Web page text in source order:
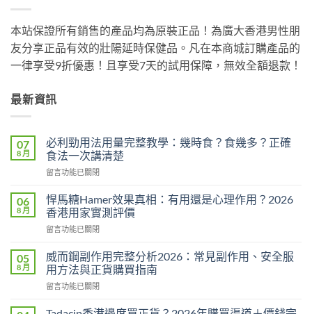
本站保證所有銷售的產品均為原裝正品！為廣大香港男性朋
友分享正品有效的壯陽延時保健品。凡在本商城訂購產品的
一律享受9折優惠！且享受7天的試用保障，無效全額退款！
最新資訊
07
8 月
必利勁用法用量完整教學：幾時食？食幾多？正確
食法一次講清楚
在
利
勁
用
法
量
完
整
教
留言功能已關閉
06
8 月
悍馬糖Hamer效果真相：有用還是心理作用？2026
香港用家實測評價
在
馬
糖
Hamer
效
真
留言功能已關閉
05
8 月
威而鋼副作用完整分析2026：常見副作用、安全服
用方法與正貨購買指南
在
而
留言功能已關閉